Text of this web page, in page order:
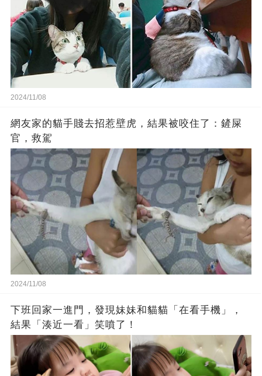
2024/11/08
網友家的貓手賤去招惹壁虎，結果被咬住了：鏟屎
官，救駕
2024/11/08
下班回家一進門，發現妹妹和貓貓「在看手機」，
結果「湊近一看」笑噴了！